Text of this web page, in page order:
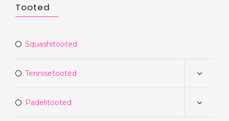
Tooted
Squashitooted
Tennisetooted
Padelitooted